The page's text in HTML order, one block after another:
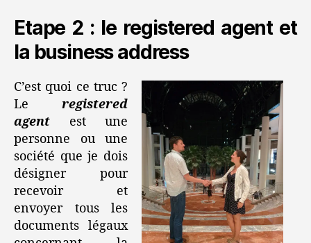
Etape 2 : le registered agent et
la business address
C’est quoi ce truc ?
Le registered
agent est une
personne ou une
société que je dois
désigner pour
recevoir et
envoyer tous les
documents légaux